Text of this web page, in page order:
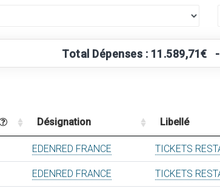
Total Dépenses :
Désignation Libellé
EDENRED FRANCE TICKETS
EDENRED FRANCE TICKETS